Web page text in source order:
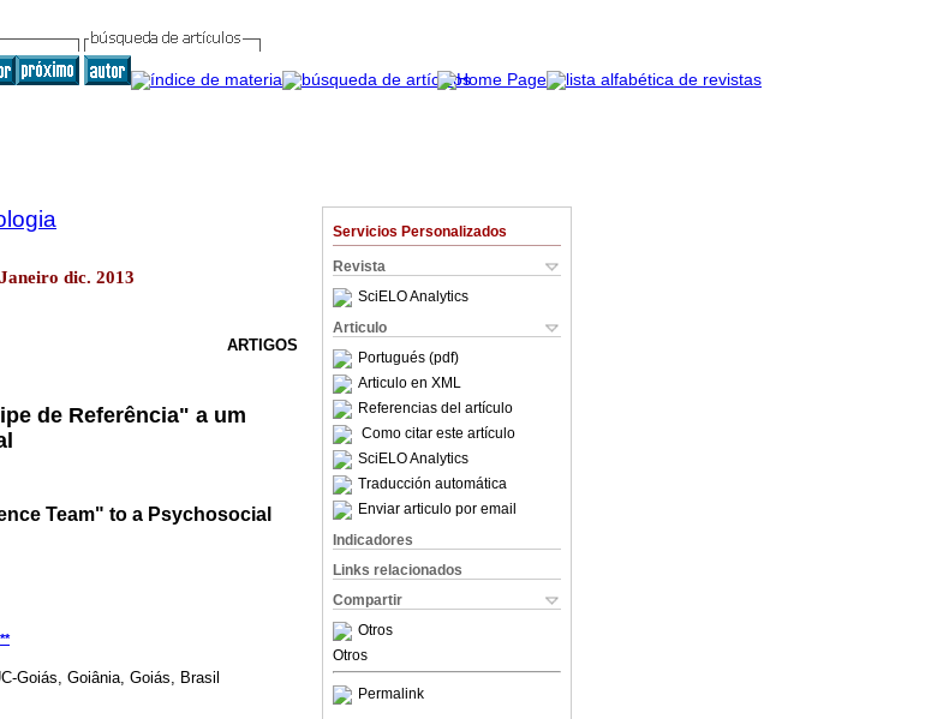
Servicios Personalizados
Revista
SciELO Analytics
Articulo
Portugués (pdf)
Articulo en XML
Referencias del artículo
Como citar este artículo
SciELO Analytics
Traducción automática
Enviar articulo por email
Indicadores
Links relacionados
Compartir
Otros
Otros
Permalink
dic. 2013
ARTIGOS
de Referência" a um
Team" to a Psychosocial
**
Goiás, Goiânia, Goiás, Brasil